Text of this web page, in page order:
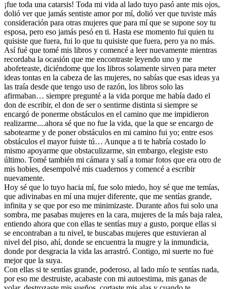
¡fue toda una catarsis! Toda mi vida al lado tuyo pasó ante mis ojos,
dolió ver que jamás sentiste amor por mí, dolió ver que tuviste más
consideración para otras mujeres que para mí que se supone soy tu
esposa, pero eso jamás pesó en ti. Hasta ese momento fui quien tu
quisiste que fuera, fui lo que tu quisiste que fuera, pero ya no más.
Así fué que tomé mis libros y comencé a leer nuevamente mientras
recordaba la ocasión que me encontraste leyendo uno y me
abofeteaste, diciéndome que los libros solamente sirven para meter
ideas tontas en la cabeza de las mujeres, no sabías que esas ideas ya
las traía desde que tengo uso de razón, los libros solo las
afirmaban… siempre pregunté a la vida porque me había dado el
don de escribir, el don de ser o sentirme distinta si siempre se
encargó de ponerme obstáculos en el camino que me impidieron
realizarme....ahora sé que no fue la vida, que la que se encargo de
sabotearme y de poner obstáculos en mi camino fui yo; entre esos
obstáculos el mayor fuiste tú… Aunque a ti te habría costado lo
mismo apoyarme que obstaculizarme, sin embargo, elegiste esto
último. Tomé también mi cámara y salí a tomar fotos que era otro de
mis hobies, desempolvé mis cuadernos y comencé a escribir
nuevamente.
Hoy sé que lo tuyo hacia mí, fue solo miedo, hoy sé que me temías,
que adivinabas en mí una mujer diferente, que me sentías grande,
infinita y se que por eso me minimizaste. Durante años fui solo una
sombra, me pasabas mujeres en la cara, mujeres de la más baja ralea,
entiendo ahora que con ellas te sentías muy a gusto, porque ellas si
se encontraban a tu nivel, te buscabas mujeres que estuvieran al
nivel del piso, ahí, donde se encuentra la mugre y la inmundicia,
donde por desgracia la vida las arrastró. Contigo, mi suerte no fue
mejor que la suya.
Con ellas si te sentías grande, poderoso, al lado mío te sentías nada,
por eso me destruiste, acabaste con mi autoestima, mis ganas de